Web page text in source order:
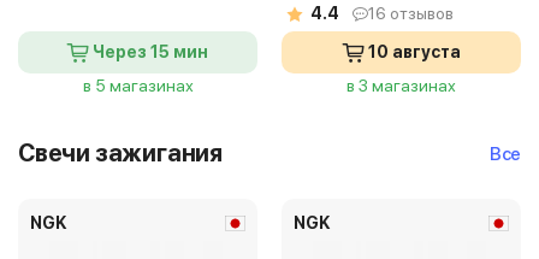
Через 15 мин
в 5 магазинах
4.4
16 отзывов
10 августа
в 3 магазинах
Свечи зажигания Все
NGK NGK